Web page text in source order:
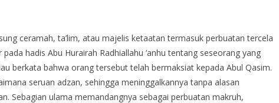
ceramah, ta’lim, atau majelis ketaatan termasuk perbuatan tercela
hadis Abu Hurairah Radhiallahu ‘anhu tentang seseorang yang
berkata bahwa orang tersebut telah bermaksiat kepada Abul Qasim.
seruan adzan, sehingga meninggalkannya tanpa alasan
Sebagian ulama memandangnya sebagai perbuatan makruh,